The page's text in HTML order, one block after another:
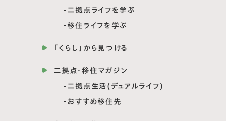
二拠点ライフを学ぶ
移住ライフを学ぶ
「くらし」から見つける
二拠点・移住マガジン
二拠点生活(デュアルライフ)
おすすめ移住先